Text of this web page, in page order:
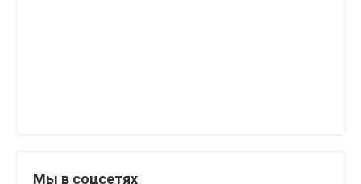
Мы в соцсетях